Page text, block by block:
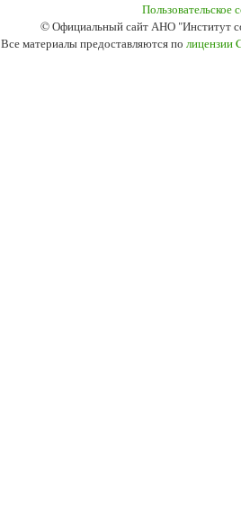
Пользовательское
© Официальный сайт АНО "Институт
Все материалы предоставляются по лицензии